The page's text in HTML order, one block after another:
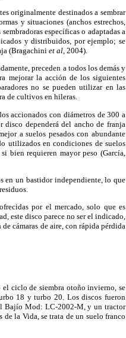
originalmente destinados a sembrar
y situaciones (anchos estrechos,
específicas o adaptadas a
y distribuidos, por ejemplo; se
(Bragachini et al, 2004).
preceden a todos los demás y
mejorar la acción de los siguientes
no se pueden utilizar en las
de cultivos en hileras.
accionados con diámetros de 300 a
dependerá del ancho de franja
a suelos pesados con abundante
utilizados en condiciones de suelos
bien requieren mayor peso (García,
en un bastidor independiente, lo que
por el mercado, solo que es
este disco parece no ser el indicado,
cámaras de aire, con rápida pérdida
el ciclo de siembra otoño invierno, se
18 y turbo 20. Los discos fueron
Bajío Mod: LC-2002-M, y un tractor
la Vida, se trata de un suelo franco